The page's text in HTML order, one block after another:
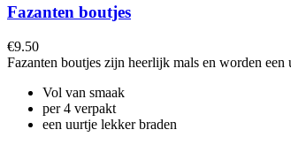
Fazanten boutjes
€9.50
Fazanten boutjes zijn heerlijk mals en worden
Vol van smaak
per 4 verpakt
een uurtje lekker braden